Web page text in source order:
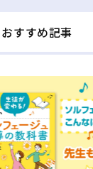
おすすめ記事